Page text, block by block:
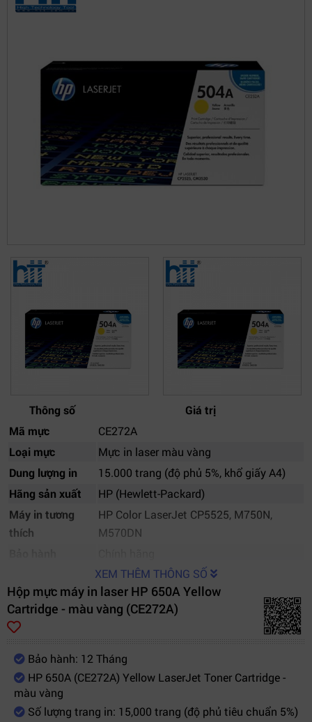
Thông số
Giá trị
Mã mực
CE272A
Loại mực
Mực in laser màu vàng
Dung lượng in
15.000 trang (độ phủ 5%, khổ giấy A4)
Hãng sản xuất
HP (Hewlett-Packard)
Máy in tương
thích
HP Color LaserJet CP5525, M750N,
M570DN
XEM THÊM THÔNG SỐ
Hộp mực máy in laser HP 650A Yellow
Cartridge - màu vàng (CE272A)
Bảo hành: 12 Tháng
HP 650A (CE272A) Yellow LaserJet Toner Cartridge -
màu vàng
Số lượng trang in: 15,000 trang (độ phủ tiêu chuẩn 5%)